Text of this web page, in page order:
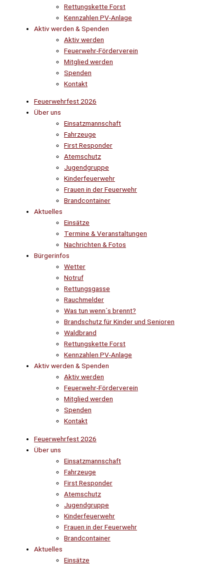
Rettungskette Forst
Kennzahlen PV-Anlage
Aktiv werden & Spenden
Aktiv werden
Feuerwehr-Förderverein
Mitglied werden
Spenden
Kontakt
Feuerwehrfest 2026
Über uns
Einsatzmannschaft
Fahrzeuge
First Responder
Atemschutz
Jugendgruppe
Kinderfeuerwehr
Frauen in der Feuerwehr
Brandcontainer
Aktuelles
Einsätze
Termine & Veranstaltungen
Nachrichten & Fotos
Bürgerinfos
Wetter
Notruf
Rettungsgasse
Rauchmelder
Was tun wenn´s brennt?
Brandschutz für Kinder und Senioren
Waldbrand
Rettungskette Forst
Kennzahlen PV-Anlage
Aktiv werden & Spenden
Aktiv werden
Feuerwehr-Förderverein
Mitglied werden
Spenden
Kontakt
Feuerwehrfest 2026
Über uns
Einsatzmannschaft
Fahrzeuge
First Responder
Atemschutz
Jugendgruppe
Kinderfeuerwehr
Frauen in der Feuerwehr
Brandcontainer
Aktuelles
Einsätze